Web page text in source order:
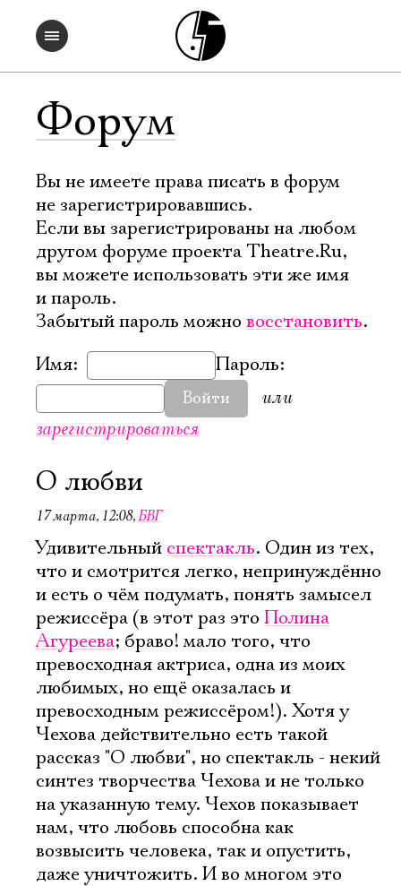
Форум
Вы не имеете права писать в форум
не зарегистрировавшись.
Если вы зарегистрированы на любом
другом форуме проекта Theatre.Ru,
вы можете использовать эти же имя
и пароль.
Забытый пароль можно восстановить.
Имя:
Пароль:
Войти
или
зарегистрироваться
О любви
17 марта, 12:08,БВГ
Удивительный спектакль. Один из тех,
что и смотрится легко, непринуждённо
и есть о чём подумать, понять замысел
режиссёра (в этот раз это Полина
Агуреева; браво! мало того, что
превосходная актриса, одна из моих
любимых, но ещё оказалась и
превосходным режиссёром!). Хотя у
Чехова действительно есть такой
рассказ "О любви", но спектакль - некий
синтез творчества Чехова и не только
на указанную тему. Чехов показывает
нам, что любовь способна как
возвысить человека, так и опустить,
даже уничтожить. И во многом это